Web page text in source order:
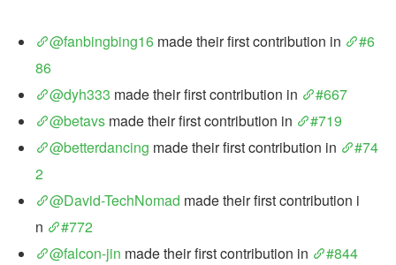
@fanbingbing16 made their first contribution in
#6
86
@dyh333 made their first contribution in
#667
@betavs made their first contribution in
#719
@betterdancing made their first contribution in
#74
2
@David-TechNomad made their first contribution i
n
#772
@falcon-jin made their first contribution in
#844